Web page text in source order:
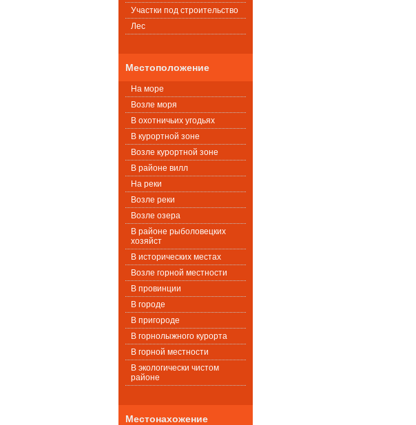
Участки под строительство
Лес
Местоположение
На море
Возле моря
В охотничьих угодьях
В курортной зоне
Возле курортной зоне
В районе вилл
На реки
Возле реки
Возле озера
В районе рыболовецких
хозяйст
В исторических местах
Возле горной местности
В провинции
В городе
В пригороде
В горнолыжного курорта
В горной местности
В экологически чистом
районе
Местонахожение